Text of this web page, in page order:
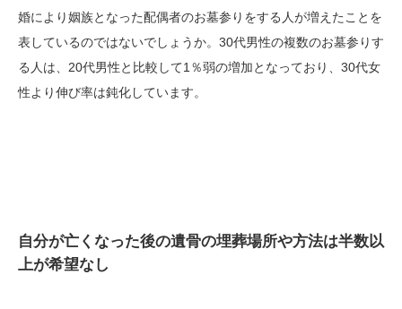
婚により姻族となった配偶者のお墓参りをする人が増えたことを
表しているのではないでしょうか。30代男性の複数のお墓参りす
る人は、20代男性と比較して1％弱の増加となっており、30代女
性より伸び率は鈍化しています。
自分が亡くなった後の遺骨の埋葬場所や方法は半数以
上が希望なし